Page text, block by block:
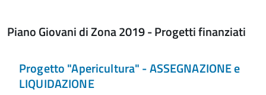
Piano Giovani di Zona 2019 - Progetti finanziati
Progetto "Apericultura" - ASSEGNAZIONE e
LIQUIDAZIONE